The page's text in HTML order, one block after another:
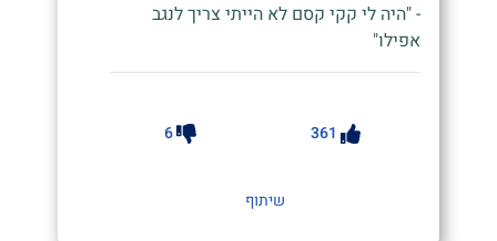
- "היה לי קקי קסם לא הייתי צריך לנגב
אפילו"
361
6
שיתוף